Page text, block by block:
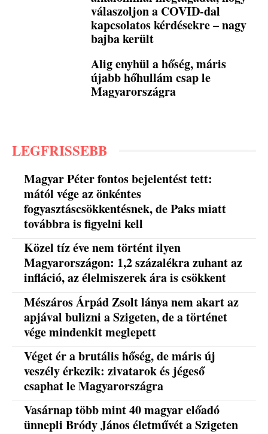
válaszoljon a COVID-dal
kapcsolatos kérdésekre – nagy
bajba került
Alig enyhül a hőség, máris
újabb hőhullám csap le
Magyarországra
LEGFRISSEBB
Magyar Péter fontos bejelentést tett:
mától vége az önkéntes
fogyasztáscsökkentésnek, de Paks miatt
továbbra is figyelni kell
Közel tíz éve nem történt ilyen
Magyarországon: 1,2 százalékra zuhant az
infláció, az élelmiszerek ára is csökkent
Mészáros Árpád Zsolt lánya nem akart az
apjával bulizni a Szigeten, de a történet
vége mindenkit meglepett
Véget ér a brutális hőség, de máris új
veszély érkezik: zivatarok és jégeső
csaphat le Magyarországra
Vasárnap több mint 40 magyar előadó
ünnepli Bródy János életművét a Szigeten